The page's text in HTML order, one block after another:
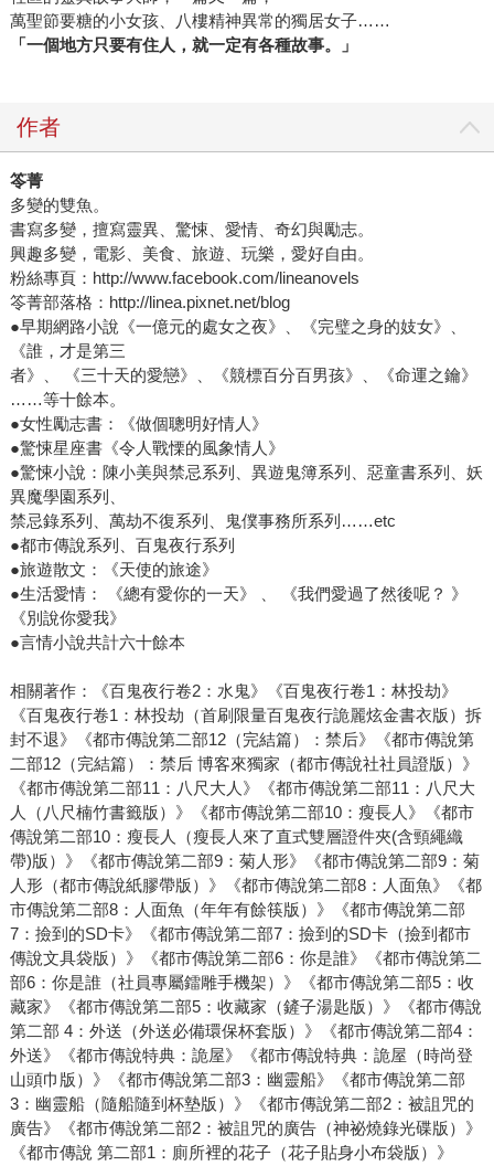
萬聖節要糖的小女孩、八樓精神異常的獨居女子……
「一個地方只要有住人，就一定有各種故事。」
作者
笭菁
多變的雙魚。
書寫多變，擅寫靈異、驚悚、愛情、奇幻與勵志。
興趣多變，電影、美食、旅遊、玩樂，愛好自由。
粉絲專頁：http://www.facebook.com/lineanovels
笭菁部落格：http://linea.pixnet.net/blog
●早期網路小說《一億元的處女之夜》、《完璧之身的妓女》、
《誰，才是第三
者》、 《三十天的愛戀》、《競標百分百男孩》、《命運之鑰》
……等十餘本。
●女性勵志書：《做個聰明好情人》
●驚悚星座書《令人戰慄的風象情人》
●驚悚小說：陳小美與禁忌系列、異遊鬼簿系列、惡童書系列、妖
異魔學園系列、
禁忌錄系列、萬劫不復系列、鬼僕事務所系列……etc
●都市傳說系列、百鬼夜行系列
●旅遊散文：《天使的旅途》
●生活愛情： 《總有愛你的一天》 、 《我們愛過了然後呢？ 》
《別說你愛我》
●言情小說共計六十餘本
相關著作：《百鬼夜行卷2：水鬼》《百鬼夜行卷1：林投劫》
《百鬼夜行卷1：林投劫（首刷限量百鬼夜行詭麗炫金書衣版）拆
封不退》《都市傳說第二部12（完結篇）：禁后》《都市傳說第
二部12（完結篇）：禁后 博客來獨家（都市傳說社社員證版）》
《都市傳說第二部11：八尺大人》《都市傳說第二部11：八尺大
人（八尺楠竹書籤版）》《都市傳說第二部10：瘦長人》《都市
傳說第二部10：瘦長人（瘦長人來了直式雙層證件夾(含頸繩織
帶)版）》《都市傳說第二部9：菊人形》《都市傳說第二部9：菊
人形（都市傳說紙膠帶版）》《都市傳說第二部8：人面魚》《都
市傳說第二部8：人面魚（年年有餘筷版）》《都市傳說第二部
7：撿到的SD卡》《都市傳說第二部7：撿到的SD卡（撿到都市
傳說文具袋版）》《都市傳說第二部6：你是誰》《都市傳說第二
部6：你是誰（社員專屬鐳雕手機架）》《都市傳說第二部5：收
藏家》《都市傳說第二部5：收藏家（鏟子湯匙版）》《都市傳說
第二部 4：外送（外送必備環保杯套版）》《都市傳說第二部4：
外送》《都市傳說特典：詭屋》《都市傳說特典：詭屋（時尚登
山頭巾版）》《都市傳說第二部3：幽靈船》《都市傳說第二部
3：幽靈船（隨船隨到杯墊版）》《都市傳說第二部2：被詛咒的
廣告》《都市傳說第二部2：被詛咒的廣告（神祕燒錄光碟版）》
《都市傳說 第二部1：廁所裡的花子（花子貼身小布袋版）》